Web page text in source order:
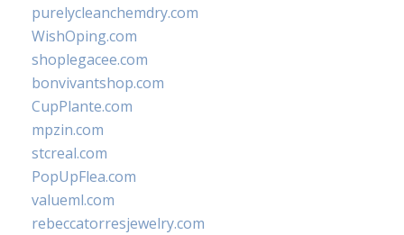
purelycleanchemdry.com
WishOping.com
shoplegacee.com
bonvivantshop.com
CupPlante.com
mpzin.com
stcreal.com
PopUpFlea.com
valueml.com
rebeccatorresjewelry.com